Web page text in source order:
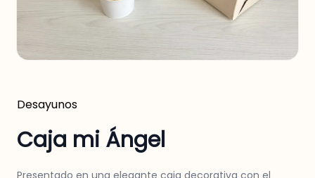
Desayunos
Caja mi Ángel
Presentado en una elegante caja decorativa con el